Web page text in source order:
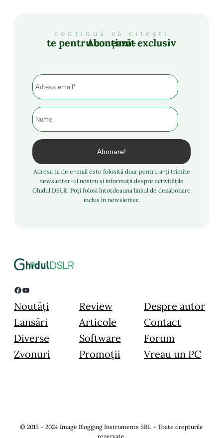
continuă să citești
Abonează-te pentru conținut exclusiv
Adresa ta de e-mail este folosită doar pentru a-ți trimite
newsletter-ul nostru și informații despre activitățile
Ghidul DSLR. Poți folosi întotdeauna linkul de dezabonare
inclus în newsletter.
Facebook YouTube
Noutăți
Lansări
Diverse
Zvonuri
Review
Articole
Software
Promoții
Despre autor
Contact
Forum
Vreau un PC
© 2015 – 2024 Image Blogging Instruments SRL – Toate drepturile
rezervate.